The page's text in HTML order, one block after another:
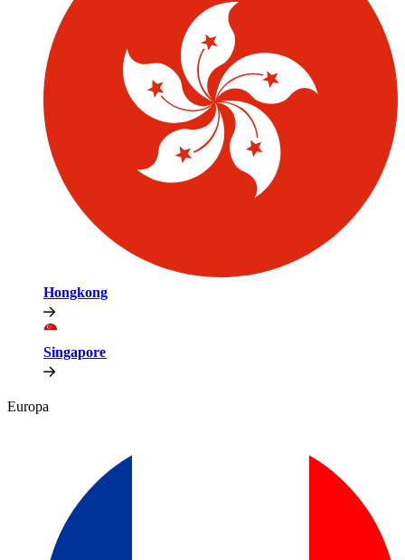
Hongkong​​
Singapore​​
Europa​​